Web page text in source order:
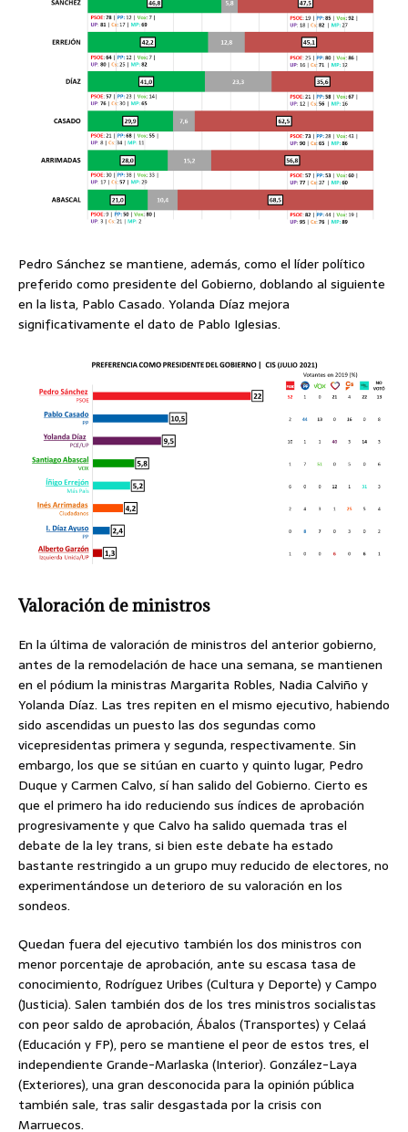
Pedro Sánchez se mantiene, además, como el líder político
preferido como presidente del Gobierno, doblando al siguiente
en la lista, Pablo Casado. Yolanda Díaz mejora
significativamente el dato de Pablo Iglesias.
Valoración de ministros
En la última de valoración de ministros del anterior gobierno,
antes de la remodelación de hace una semana, se mantienen
en el pódium la ministras Margarita Robles, Nadia Calviño y
Yolanda Díaz. Las tres repiten en el mismo ejecutivo, habiendo
sido ascendidas un puesto las dos segundas como
vicepresidentas primera y segunda, respectivamente. Sin
embargo, los que se sitúan en cuarto y quinto lugar, Pedro
Duque y Carmen Calvo, sí han salido del Gobierno. Cierto es
que el primero ha ido reduciendo sus índices de aprobación
progresivamente y que Calvo ha salido quemada tras el
debate de la ley trans, si bien este debate ha estado
bastante restringido a un grupo muy reducido de electores, no
experimentándose un deterioro de su valoración en los
sondeos.
Quedan fuera del ejecutivo también los dos ministros con
menor porcentaje de aprobación, ante su escasa tasa de
conocimiento, Rodríguez Uribes (Cultura y Deporte) y Campo
(Justicia). Salen también dos de los tres ministros socialistas
con peor saldo de aprobación, Ábalos (Transportes) y Celaá
(Educación y FP), pero se mantiene el peor de estos tres, el
independiente Grande-Marlaska (Interior). González-Laya
(Exteriores), una gran desconocida para la opinión pública
también sale, tras salir desgastada por la crisis con
Marruecos.